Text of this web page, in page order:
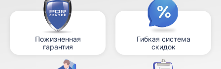
Пожизненная
гарантия
Гибкая система
скидок